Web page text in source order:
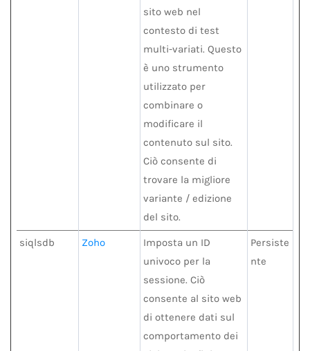
sito web nel
contesto di test
multi-variati. Questo
è uno strumento
utilizzato per
combinare o
modificare il
contenuto sul sito.
Ciò consente di
trovare la migliore
variante / edizione
del sito.
siqlsdb Zoho
Imposta un ID
univoco per la
sessione. Ciò
consente al sito web
di ottenere dati sul
comportamento dei
Persiste
nte